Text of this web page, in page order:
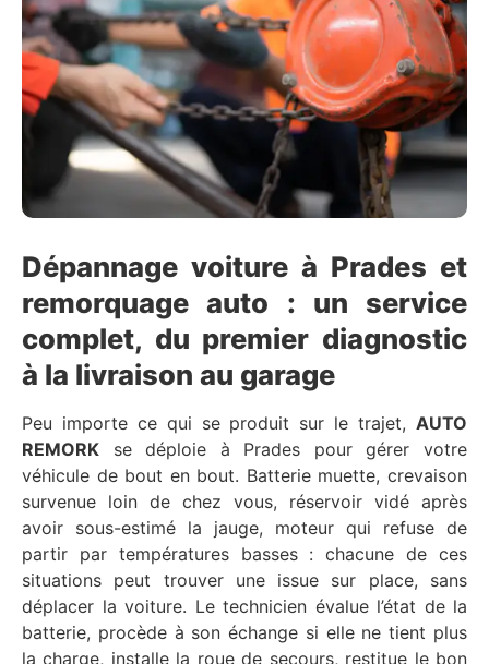
Dépannage voiture à Prades et
remorquage auto : un service
complet, du premier diagnostic
à la livraison au garage
Peu importe ce qui se produit sur le trajet, AUTO
REMORK se déploie à Prades pour gérer votre
véhicule de bout en bout. Batterie muette, crevaison
survenue loin de chez vous, réservoir vidé après
avoir sous-estimé la jauge, moteur qui refuse de
partir par températures basses : chacune de ces
situations peut trouver une issue sur place, sans
déplacer la voiture. Le technicien évalue l’état de la
batterie, procède à son échange si elle ne tient plus
la charge, installe la roue de secours, restitue le bon